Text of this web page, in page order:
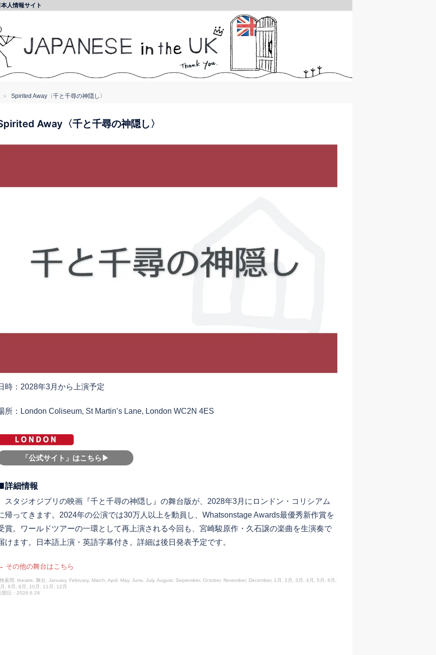
人情報サイト
Spirited Away〈千と千尋の神隠し〉
Away〈千と千尋の神隠し〉
時：2028年3月から上演予定
所：London Coliseum, St Martin’s Lane, London WC2N 4ES
「公式サイト」はこちら▶︎
詳細情報
タジオジブリの映画『千と千尋の神隠し』の舞台版が、2028年3月にロンドン・コリシアム
帰ってきます。2024年の公演では30万人以上を動員し、Whatsonstage Awards最優秀新作賞を
賞。ワールドツアーの一環として再上演される今回も、宮崎駿原作・久石譲の楽曲を生演奏で
けます。日本語上演・英語字幕付き。詳細は後日発表予定です。
その他の舞台はこちら
索用: theatre, 舞台, January, February, March, April, May, June, July, August, September, October, November, December, 1月, 2月, 3月, 4月, 5月, 6月,
, 8月, 9月, 10月, 11月, 12月
開日：2026.6.29